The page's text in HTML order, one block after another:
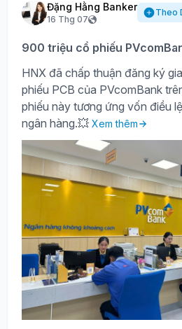
Đặng Hằng Banker
16 Thg 07
Theo
900 triệu cổ phiếu
HNX đã chấp thuận đăng ký
phiếu PCB của PVcomBank
phiếu này tương ứng vốn điều
ngân hàng.💥 Xem thêm